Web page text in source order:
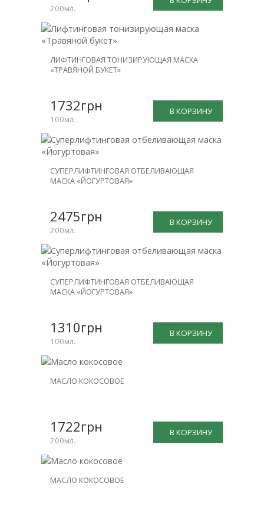
200мл.
ЛИФТИНГОВАЯ ТОНИЗИРУЮЩАЯ МАСКА
«ТРАВЯНОЙ БУКЕТ»
В КОРЗИНУ
1732грн
100мл.
СУПЕРЛИФТИНГОВАЯ ОТБЕЛИВАЮЩАЯ
МАСКА «ЙОГУРТОВАЯ»
В КОРЗИНУ
2475грн
200мл.
СУПЕРЛИФТИНГОВАЯ ОТБЕЛИВАЮЩАЯ
МАСКА «ЙОГУРТОВАЯ»
В КОРЗИНУ
1310грн
100мл.
МАСЛО КОКОСОВОЕ
В КОРЗИНУ
1722грн
200мл.
МАСЛО КОКОСОВОЕ